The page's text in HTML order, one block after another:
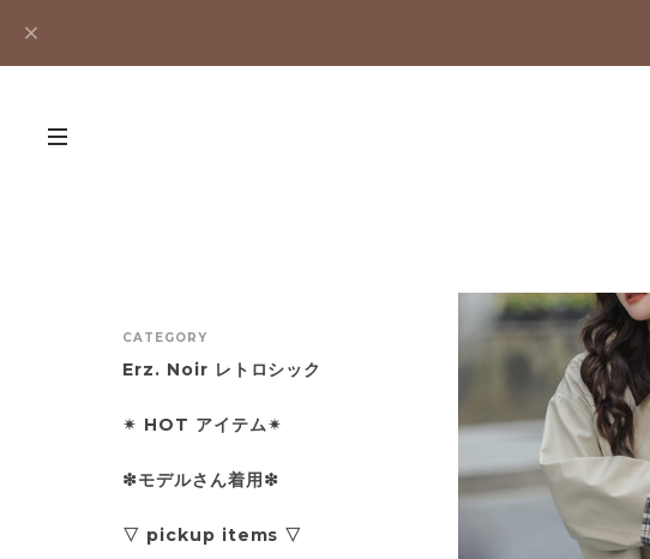
CATEGORY
Erz. Noir レトロシック
✴︎ HOT アイテム✴︎
❇︎モデルさん着用❇︎
▽ pickup items ▽